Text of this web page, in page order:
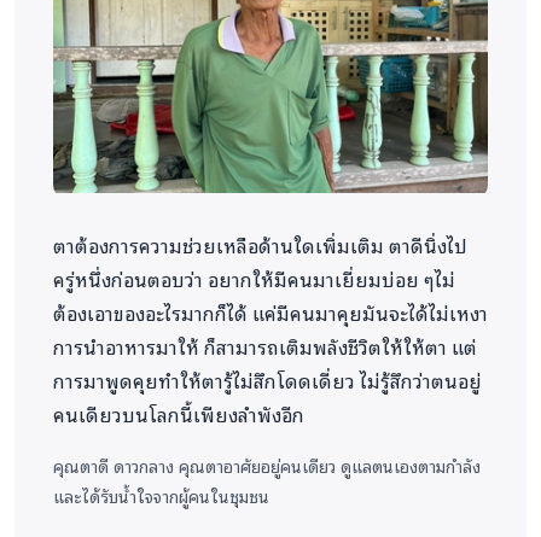
ประโยชน์ต่อชุมชนและอาสาสมัคร(จิตอาสา)
คือช่วยทำให้เกิดความตระหนักถึงปัญหาผู้สูงอายุที่
ถูกทอดทิ้งอาสาสมัครได้เรียนรู้การทำงานภาคสนาม
การประเมินสถานการณ์ และการดูแลเบื้องต้นและ
ชุมชนมีส่วนร่วมมากขึ้น โดยมีผู้นำชุมชนอำนวย
ความสะดวกในการเข้าพื้นที่
สำหรับความเปลี่ยนแปลงก่อน–หลังการดำเนิน
กิจกรรมคือ ก่อนการดำเนินโครงการผู้สูงอายุหลาย
รายอยู่ในสภาวะขาดผู้ดูแล ขาดอาหารแห้ง และไม่มีผู้
เยี่ยมเยียน อยู่อาศัยในสภาพบ้านเรือนและสุขอนามัย
ต่ำ มีความเสี่ยงต่อการติดเชื้อหรือแผลกดทับ ผู้สูงอายุ
ส่วนมากรู้สึกโดดเดี่ยว ขาดการยอมรับและช่วยเหลือ
การดำเนินโครงการ คือ สภาพความเป็นอยู่มีความ
ปลอดภัยขึ้น เช่น มีอุปกรณ์ช่วยเหลือและของใช้จำเป็น
ตาต้องการความช่วยเหลือด้านใดเพิ่มเติม ตาดีนิ่งไป
ครู่หนึ่งก่อนตอบว่า อยากให้มีคนมาเยี่ยมบ่อย ๆไม่
ต้องเอาของอะไรมากก็ได้ แค่มีคนมาคุยมันจะได้ไม่เหงา
การนำอาหารมาให้ ก็สามารถเติมพลังชีวิตให้ให้ตา แต่
การมาพูดคุยทำให้ตารู้ไม่สึกโดดเดี่ยว ไม่รู้สึกว่าตนอยู่
คนเดียวบนโลกนี้เพียงลำพังอีก
คุณตาดี ดาวกลาง คุณตาอาศัยอยู่คนเดียว ดูแลตนเองตามกำลัง
และได้รับน้ำใจจากผู้คนในชุมชน